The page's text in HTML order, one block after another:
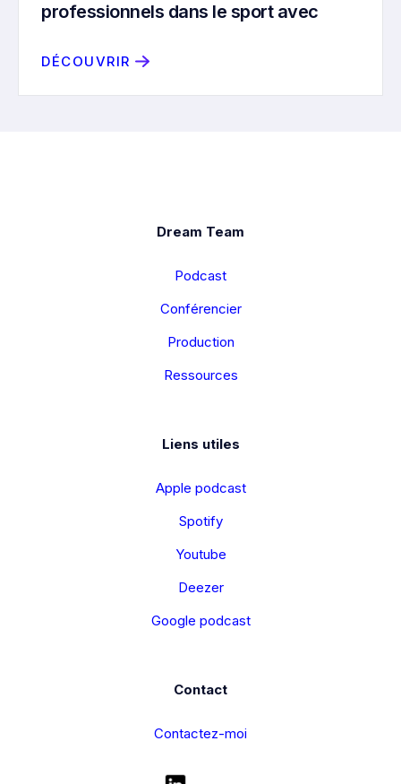
professionnels dans le sport avec
DÉCOUVRIR
Dream Team
Podcast
Conférencier
Production
Ressources
Liens utiles
Apple podcast
Spotify
Youtube
Deezer
Google podcast
Contact
Contactez-moi